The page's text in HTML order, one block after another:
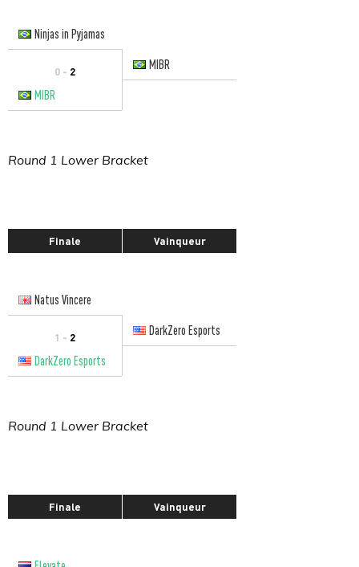
Ninjas in Pyjamas
0 - 2
MIBR
MIBR
Round 1 Lower Bracket
Finale Vainqueur
Natus Vincere
1 - 2
DarkZero Esports
DarkZero Esports
Round 1 Lower Bracket
Finale Vainqueur